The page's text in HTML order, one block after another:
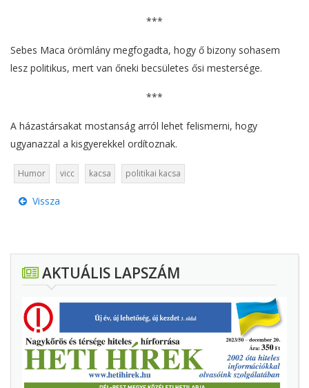
***
Sebes Maca örömlány megfogadta, hogy ő bizony sohasem
lesz politikus, mert van őneki becsületes ősi mestersége.
***
A házastársakat mostanság arról lehet felismerni, hogy
ugyanazzal a kisgyerekkel ordítoznak.
Humor vicc kacsa politikai kacsa
Vissza
AKTUÁLIS LAPSZÁM